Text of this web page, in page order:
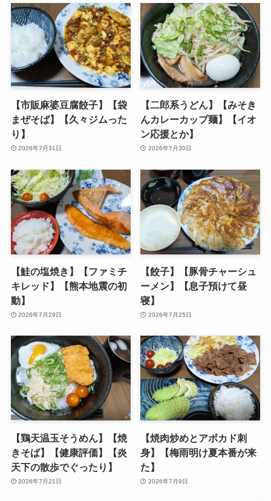
【市販麻婆豆腐餃子】【袋
まぜそば】【久々ジムった
り】
2026年7月31日
【二郎系うどん】【みそき
んカレーカップ麺】【イオ
ン応援とか】
2026年7月30日
【鮭の塩焼き】【ファミチ
キレッド】【熊本地震の初
動】
2026年7月29日
【餃子】【豚骨チャーシュ
ーメン】【息子預けて昼
寝】
2026年7月25日
【鶏天温玉そうめん】【焼
きそば】【健康評価】【炎
天下の散歩でぐったり】
2026年7月21日
【焼肉炒めとアボカド刺
身】【梅雨明け夏本番が来
た】
2026年7月9日